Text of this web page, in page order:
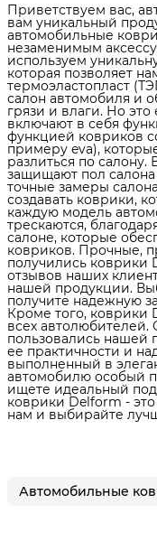
Приветствуем вас,
вам уникальный
автомобильные
незаменимым
используем
которая позволяет
термоэластопласт
салон автомобиля и
грязи и влаги. Но
включают в себя
функцией ковриков
примеру eva),
разлиться по
защищают пол салона
точные замеры
создавать коврики,
каждую модель
трескаются,
салоне, которые
ковриков. Прочные,
получились коврики
отзывов наших
нашей продукции.
получите надежную
Кроме того, коврики
всех
пользовались нашей
ее практичности и
выполненный в
автомобилю особый
ищете идеальный
коврики Delform -
нам и выбирайте
Автомобильные